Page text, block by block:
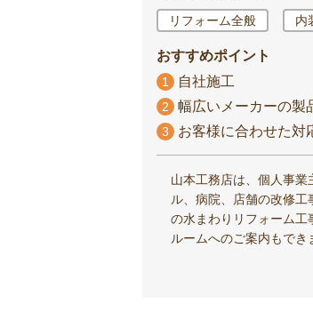
リフォーム全般 内
おすすめポイント
1 自社施工
2 幅広いメーカーの製
3 お客様に合わせた対
山本工務店は、個人事
ル、病院、店舗の改修
の水まわりリフォーム工
ルームへのご案内もでき